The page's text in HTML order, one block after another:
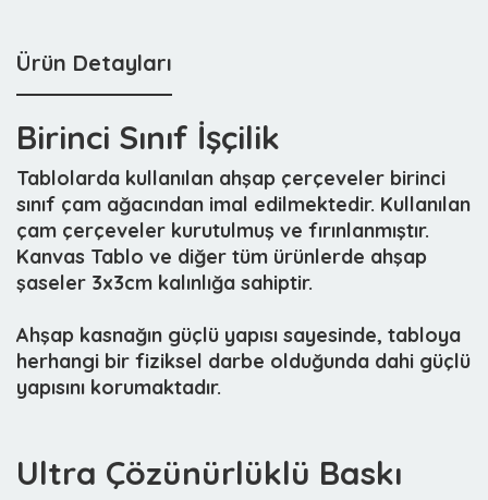
Ürün Detayları
Birinci Sınıf İşçilik
Tablolarda kullanılan ahşap çerçeveler birinci
sınıf çam ağacından imal edilmektedir. Kullanılan
çam çerçeveler kurutulmuş ve fırınlanmıştır.
Kanvas Tablo ve diğer tüm ürünlerde ahşap
şaseler 3x3cm kalınlığa sahiptir.
Ahşap kasnağın güçlü yapısı sayesinde, tabloya
herhangi bir fiziksel darbe olduğunda dahi güçlü
yapısını korumaktadır.
Ultra Çözünürlüklü Baskı